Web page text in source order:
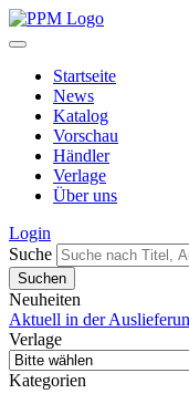
Startseite
News
Katalog
Vorschau
Händler
Verlage
Über uns
Login
Suche
Neuheiten
Aktuell in der
Verlage
Kategorien